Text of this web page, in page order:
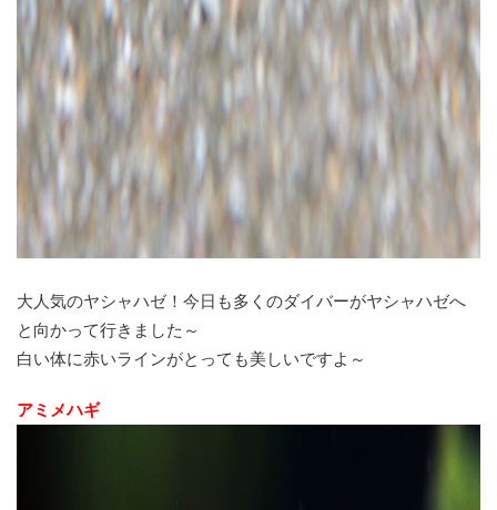
大人気のヤシャハゼ！今日も多くのダイバーがヤシャハゼへ
と向かって行きました～
白い体に赤いラインがとっても美しいですよ～
アミメハギ